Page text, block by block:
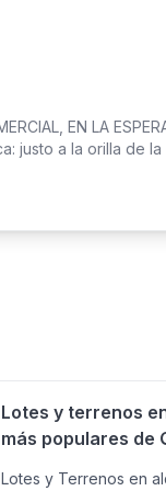
zonas con mayor
la renta Contrato a
AL TELEFONO
EN LA
justo a la orilla de
máxima visibilidad
como
para: •
construcción •
Lotes y terrenos
más populares de
Lotes y Terrenos en